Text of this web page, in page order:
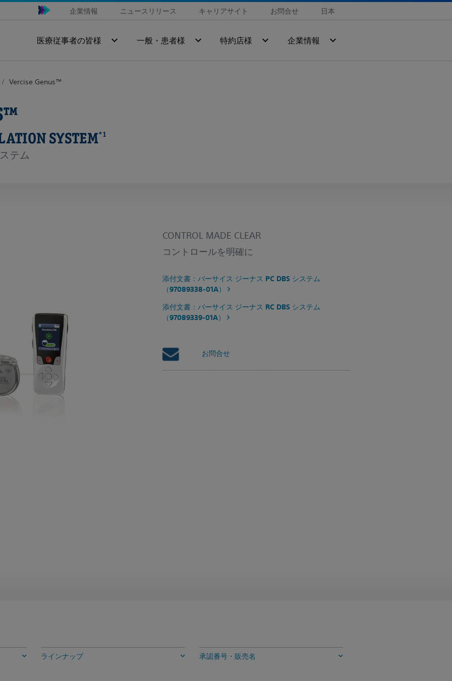
企業情報 ニュースリリース キャリアサイト お問合せ 日本
医療従事者の皆様 一般・患者様 特約店様 企業情報
Vercise Genus™
SYSTEM*1
テム
CONTROL MADE CLEAR
コントロールを明確に
添付文書：バーサイス ジーナス PC DBS システム
（97089338-01A）
添付文書：バーサイス ジーナス RC DBS システム
（97089339-01A）
お問合せ
ラインナップ 承認番号・販売名